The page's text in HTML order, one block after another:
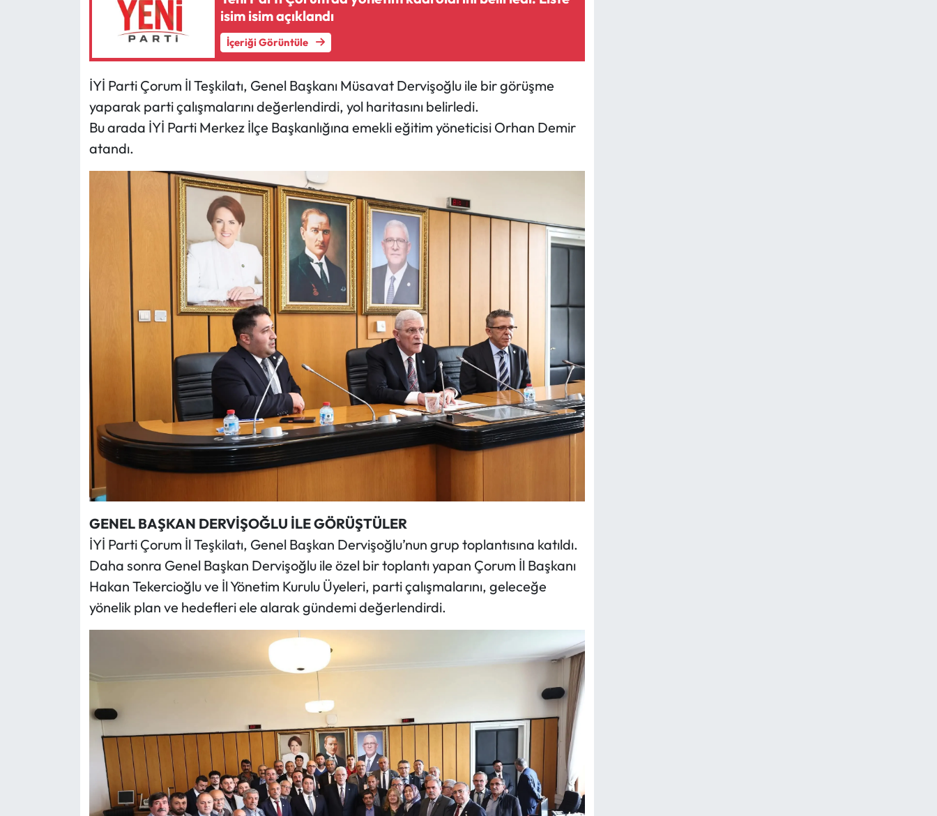
isim isim açıklandı
İçeriği Görüntüle
İYİ Parti Çorum İl Teşkilatı, Genel Başkanı Müsavat Dervişoğlu ile bir görüşme
yaparak parti çalışmalarını değerlendirdi, yol haritasını belirledi.
Bu arada İYİ Parti Merkez İlçe Başkanlığına emekli eğitim yöneticisi Orhan Demir
atandı.
GENEL BAŞKAN DERVİŞOĞLU İLE GÖRÜŞTÜLER
İYİ Parti Çorum İl Teşkilatı, Genel Başkan Dervişoğlu’nun grup toplantısına katıldı.
Daha sonra Genel Başkan Dervişoğlu ile özel bir toplantı yapan Çorum İl Başkanı
Hakan Tekercioğlu ve İl Yönetim Kurulu Üyeleri, parti çalışmalarını, geleceğe
yönelik plan ve hedefleri ele alarak gündemi değerlendirdi.
Mecitözü Haberleri
Ortaköy Haberleri
Otomotiv
Sungurlu Haberleri
Uğurludağ Haberleri
Yayla Haber
Yemek Tarifleri
Yerel Haberler